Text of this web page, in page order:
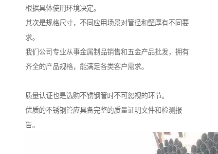
根据具体使用环境决定。
其次是规格尺寸，不同应用场景对管径和壁厚有不同要
求。
我们公司专业从事金属制品销售和五金产品批发，拥有
齐全的产品规格，能满足各类客户需求。
质量认证也是选购不锈钢管时不可忽视的环节。
优质的不锈钢管应具备完整的质量证明文件和检测报
告。